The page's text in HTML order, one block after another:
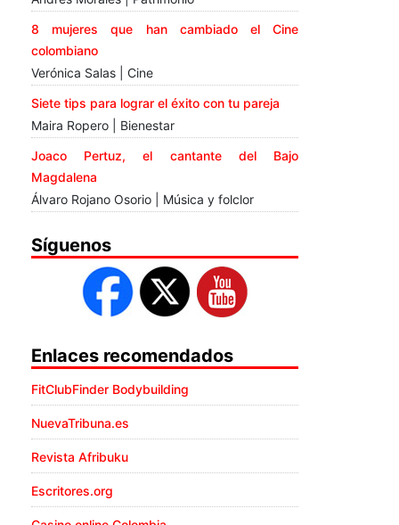
8 mujeres que han cambiado el Cine
colombiano
Verónica Salas | Cine
Siete tips para lograr el éxito con tu pareja
Maira Ropero | Bienestar
Joaco Pertuz, el cantante del Bajo
Magdalena
Álvaro Rojano Osorio | Música y folclor
Síguenos
Enlaces recomendados
FitClubFinder Bodybuilding
NuevaTribuna.es
Revista Afribuku
Escritores.org